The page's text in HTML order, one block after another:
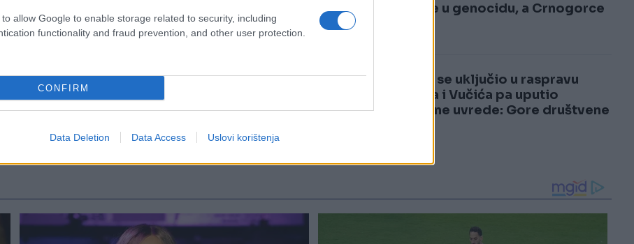
to allow Google to enable storage related to security, including
functionality and fraud prevention, and other user protection.
CONFIRM
Data Deletion Data Access Uslovi korištenja
učešće u genocidu, a Crnogorce
4
Dodik se uključio u raspravu
Heleza i Vučića pa uputio
brutalne uvrede: Gore društvene